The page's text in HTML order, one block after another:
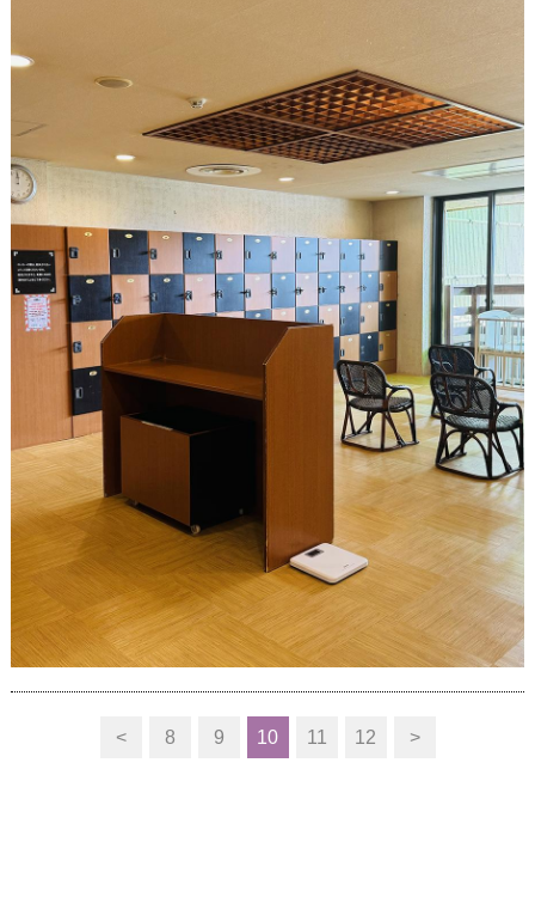
< 8 9 10 11 12 >